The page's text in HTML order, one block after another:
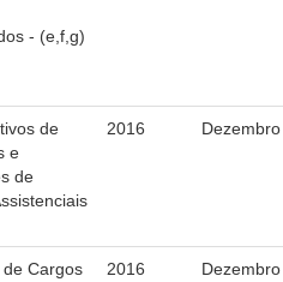
Infantil e de Estímulo à
Institucional Feminina
Enfrentamento do Assédio
e da Discriminação
Gestão Socioambiental
de Contratações e Aquisições
- (e,f,g)
de
e
de
2016 Dezembro
Cargos
2016 Dezembro